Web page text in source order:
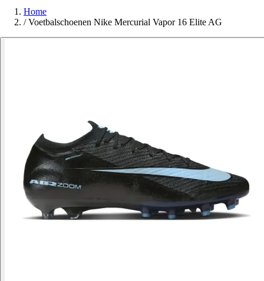
Home
/ Voetbalschoenen Nike Mercurial Vapor 16 Elite AG